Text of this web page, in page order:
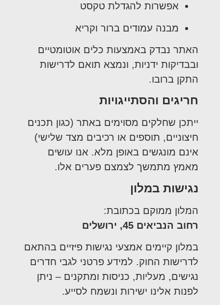
אפשרות להגדלת טקסט
מבנה עמודים ברור וקריא
האתר נבדק באמצעות כלים אוטומטיים
ובבדיקות ידניות, ונמצא תואם לדרישות
התקן ברובו.
חריגים והסתייגויות
ייתכן שחלקים מסוימים באתר (כגון תכנים
חיצוניים, תוספים או רכיבים מצד שלישי)
אינם מונגשים באופן מלא. אנו עושים
מאמץ מתמשך לצמצם פערים אלו.
נגישות במלון
המלון ממוקם בכתובת:
רחוב הנביאים 45, ירושלים
במלון קיימים אמצעי נגישות פיזיים בהתאם
לדרישות החוק. למידע פרטני לגבי חדרים
נגישים, מעליות, כניסות ומתקנים – ניתן
לפנות אלינו ישירות ונשמח לסייע.